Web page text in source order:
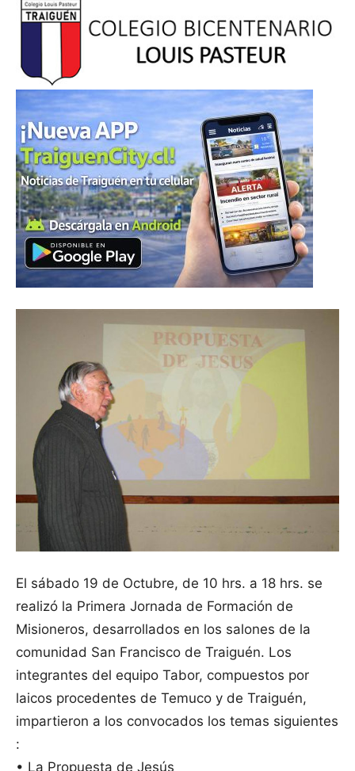
El sábado 19 de Octubre, de 10 hrs. a 18 hrs. se
realizó la Primera Jornada de Formación de
Misioneros, desarrollados en los salones de la
comunidad San Francisco de Traiguén. Los
integrantes del equipo Tabor, compuestos por
laicos procedentes de Temuco y de Traiguén,
impartieron a los convocados los temas siguientes
:
• La Propuesta de Jesús